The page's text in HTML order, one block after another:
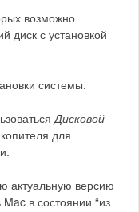
возможно
диск с установкой
системы.
Дисковой
для
актуальную версию
в состоянии “из